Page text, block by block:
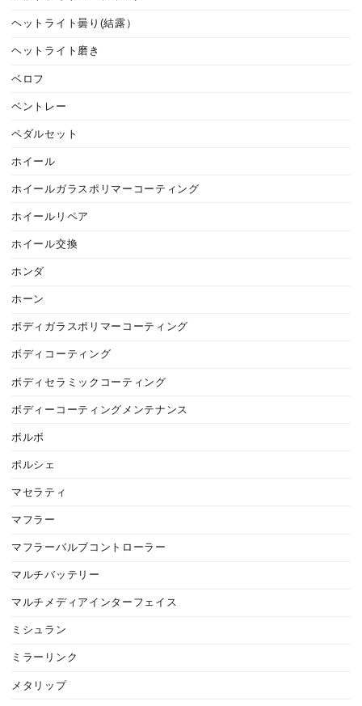
ヘットライト曇り(結露）
ヘットライト磨き
ベロフ
ベントレー
ペダルセット
ホイール
ホイールガラスポリマーコーティング
ホイールリペア
ホイール交換
ホンダ
ホーン
ボディガラスポリマーコーティング
ボディコーティング
ボディセラミックコーティング
ボディーコーティングメンテナンス
ボルボ
ポルシェ
マセラティ
マフラー
マフラーバルブコントローラー
マルチバッテリー
マルチメディアインターフェイス
ミシュラン
ミラーリンク
メタリップ